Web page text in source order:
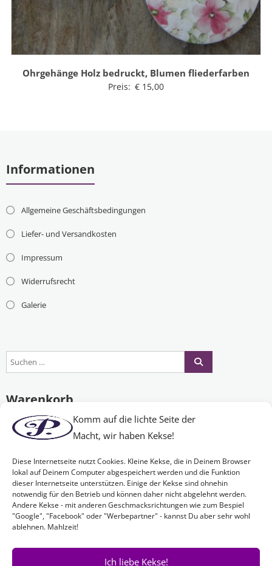
Komm auf die lichte Seite der
Macht, wir haben Kekse!
Diese Internetseite nutzt Cookies. Kleine Kekse, die in Deinem Browser
lokal auf Deinem Computer abgespeichert werden und die Funktion
dieser Internetseite unterstützen. Einige der Kekse sind ohnehin
notwendig für den Betrieb und können daher nicht abgelehnt werden.
Andere Kekse - mit anderen Geschmacksrichtungen wie zum Bespiel
"Google", "Facebook" oder "Werbepartner" - kannst Du aber sehr wohl
ablehnen. Mahlzeit!
Ich liebe Kekse!
Ohrgehänge Holz bedruckt, Blumen fliederfarben
Preis: €15,00
Informationen
Allgemeine Geschäftsbedingungen
Liefer- und Versandkosten
Impressum
Widerrufsrecht
Galerie
Warenkorb
Es befinden sich keine Produkte im Warenkorb.
Nichts Passendes gefunden?
Wenn Sie nach etwas Bestimmtem suchen oder gerne ein Produkt
Ihren Wünschen entsprechend anfertigen lassen möchten,
einfach!